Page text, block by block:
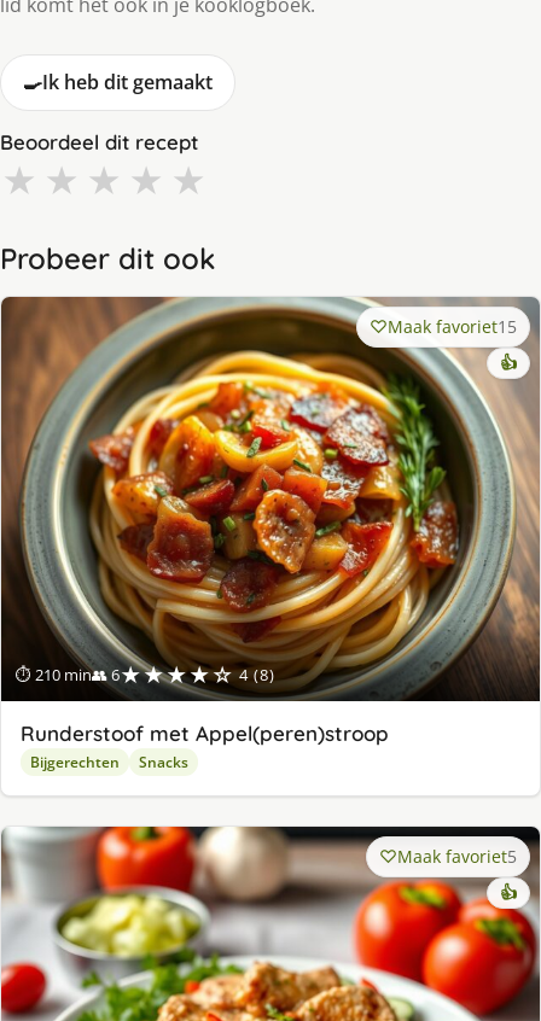
🍳Ik heb dit gemaakt
Beoordeel dit recept
★ ★ ★ ★ ★
Probeer dit ook
⏱ 210 min👥 6★★★★☆ 4 (8)
Maak favoriet15
👍
Runderstoof met Appel(peren)stroop
Bijgerechten Snacks
Maak favoriet5
👍